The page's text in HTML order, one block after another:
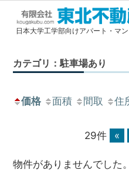
有
会
東
産
日本大学工学部向けアパート・マ
カテゴリ：駐車場あり
価格 面積 間取 住
29件 «
物件がありませんでした。